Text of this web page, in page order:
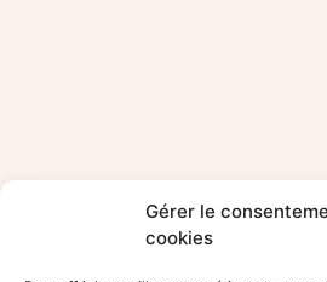
Gérer le
cookies